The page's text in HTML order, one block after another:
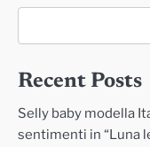
Recent Posts
Selly baby modella
sentimenti in “Luna